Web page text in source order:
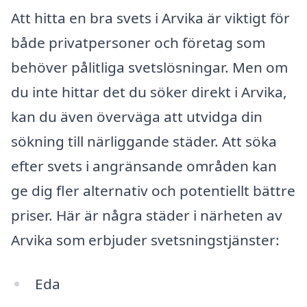
Att hitta en bra svets i Arvika är viktigt för
både privatpersoner och företag som
behöver pålitliga svetslösningar. Men om
du inte hittar det du söker direkt i Arvika,
kan du även överväga att utvidga din
sökning till närliggande städer. Att söka
efter svets i angränsande områden kan
ge dig fler alternativ och potentiellt bättre
priser. Här är några städer i närheten av
Arvika som erbjuder svetsningstjänster:
Eda